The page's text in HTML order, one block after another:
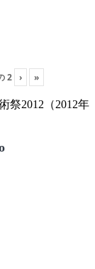
2 › »
祭2012（2012年